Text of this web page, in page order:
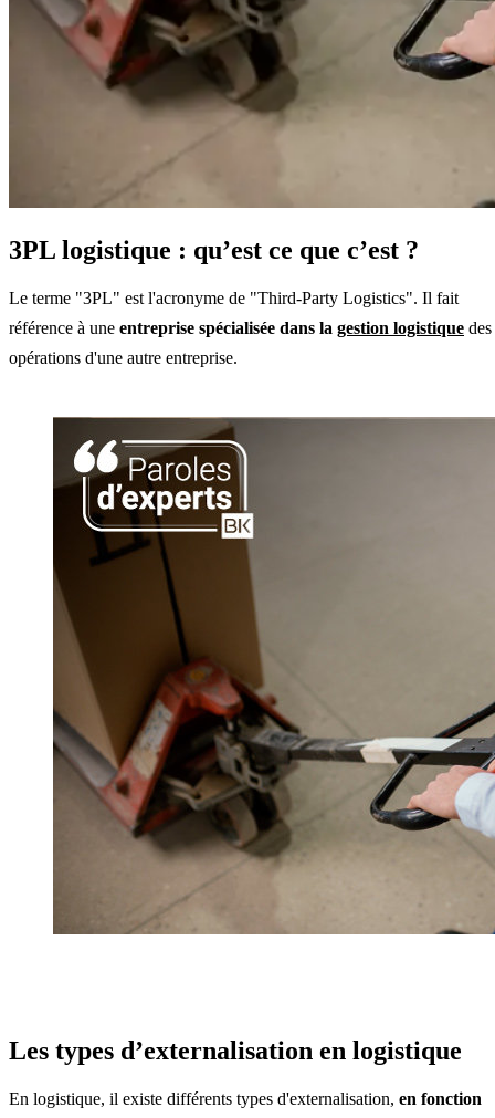
3PL logistique : qu’est ce que c’est ?
Le terme "3PL" est l'acronyme de "Third-Party Logistics". Il fait
référence à une entreprise spécialisée dans la gestion logistique des
opérations d'une autre entreprise.
Les types d’externalisation en logistique
En logistique, il existe différents types d'externalisation, en fonction